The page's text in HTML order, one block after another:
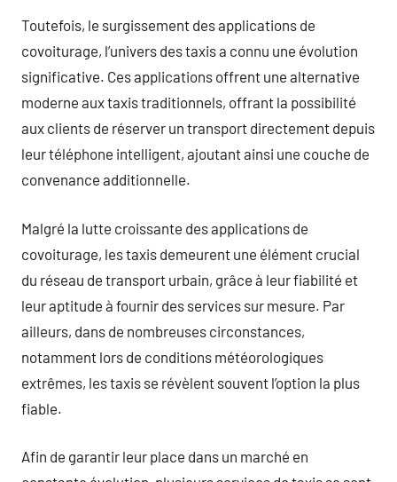
Toutefois, le surgissement des applications de
covoiturage, l’univers des taxis a connu une évolution
significative. Ces applications offrent une alternative
moderne aux taxis traditionnels, offrant la possibilité
aux clients de réserver un transport directement depuis
leur téléphone intelligent, ajoutant ainsi une couche de
convenance additionnelle.
Malgré la lutte croissante des applications de
covoiturage, les taxis demeurent une élément crucial
du réseau de transport urbain, grâce à leur fiabilité et
leur aptitude à fournir des services sur mesure. Par
ailleurs, dans de nombreuses circonstances,
notamment lors de conditions météorologiques
extrêmes, les taxis se révèlent souvent l’option la plus
fiable.
Afin de garantir leur place dans un marché en